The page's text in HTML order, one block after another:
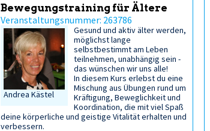
Bewegungstraining für Ältere
Veranstaltungsnummer: 263786
Andrea Kästel
Gesund und aktiv älter werden,
möglichst lange
selbstbestimmt am Leben
teilnehmen, unabhängig sein -
das wünschen wir uns alle!
In diesem Kurs erlebst du eine
Mischung aus Übungen rund um
Kräftigung, Beweglichkeit und
Koordination, die mit viel Spaß
deine körperliche und geistige Vitalität erhalten und
verbessern.